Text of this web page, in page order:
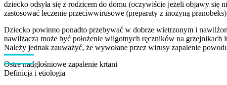
dziecko odsyła się z rodzicem do domu (oczywiście jeżeli objawy się
zastosować leczenie przeciwwirusowe (preparaty z inozyną
Dziecko powinno ponadto przebywać w dobrze wietrzonym i
nawilżacza może być położenie wilgotnych ręczników na
Należy jednak zauważyć, że wywołane przez wirusy zapalenie
Ostre nadgłośniowe zapalenie krtani
Definicja i etiologia